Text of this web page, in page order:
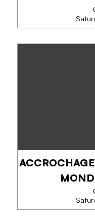
Lucien Achille
artiste bien connu